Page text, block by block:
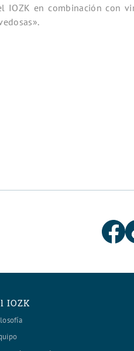
IOZK en combinación con
IOZK